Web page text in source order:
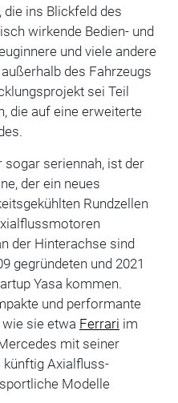
die ins Blickfeld des
wirkende Bedien- und
und viele andere
des Fahrzeugs
sei Teil
die auf eine erweiterte
sogar seriennah, ist der
der ein neues
Rundzellen
der Hinterachse sind
gegründeten und 2021
Yasa kommen.
und performante
sie etwa Ferrari im
mit seiner
Axialfluss-
Modelle